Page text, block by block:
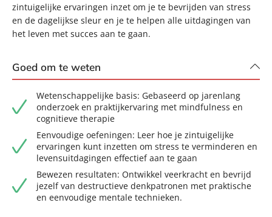
zintuigelijke ervaringen inzet om je te bevrijden van stress
en de dagelijkse sleur en je te helpen alle uitdagingen van
het leven met succes aan te gaan.
Goed om te weten
Wetenschappelijke basis: Gebaseerd op jarenlang
onderzoek en praktijkervaring met mindfulness en
cognitieve therapie
Eenvoudige oefeningen: Leer hoe je zintuigelijke
ervaringen kunt inzetten om stress te verminderen en
levensuitdagingen effectief aan te gaan
Bewezen resultaten: Ontwikkel veerkracht en bevrijd
jezelf van destructieve denkpatronen met praktische
en eenvoudige mentale technieken.